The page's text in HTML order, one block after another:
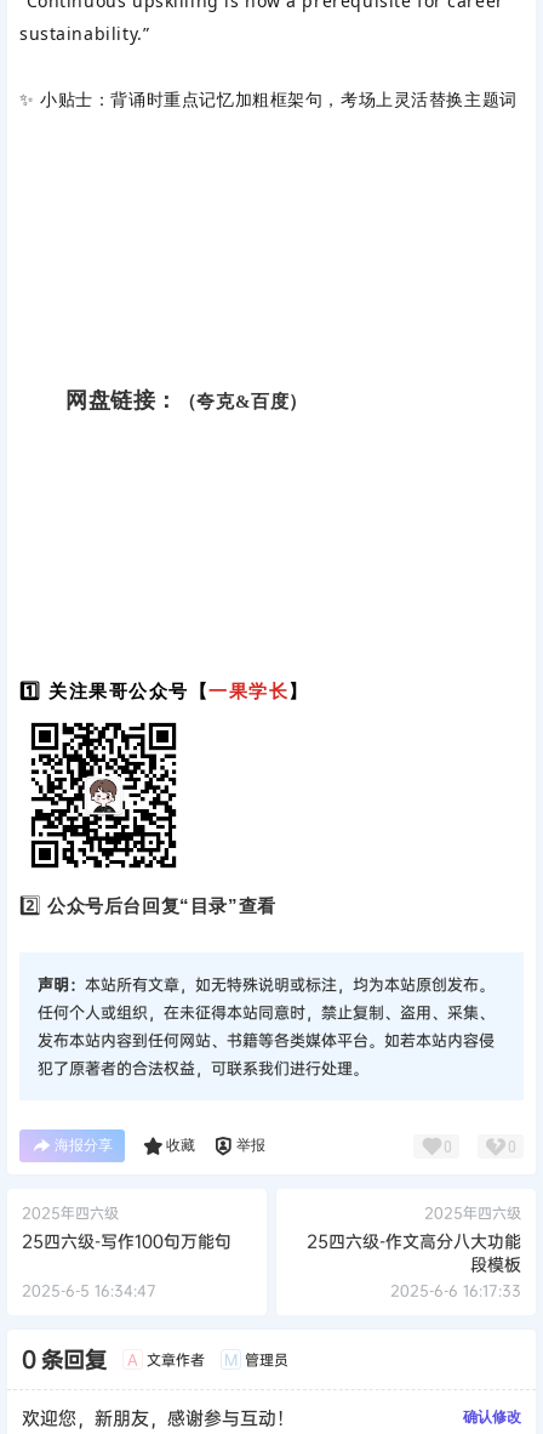
sustainability.”
✨ ‌小贴士‌：背诵时重点记忆加粗框架句，考场上灵活替换主题词
网盘链接： （夸克&百度）
1️⃣ 关注果哥公众号【一果学长】
2️⃣公众号后台回复“目录”查看
声明： 本站所有文章，如无特殊说明或标注，均为本站原创发布。
任何个人或组织，在未征得本站同意时，禁止复制、盗用、采集、
发布本站内容到任何网站、书籍等各类媒体平台。如若本站内容侵
犯了原著者的合法权益，可联系我们进行处理。
海报分享 收藏 举报 0 0
2025年四六级
25四六级-写作100句万能句
2025-6-5 16:34:47
2025年四六级
25四六级-作文高分八大功能
段模板
2025-6-6 16:17:33
0 条回复 A 文章作者 M 管理员
欢迎您，新朋友，感谢参与互动！ 确认修改